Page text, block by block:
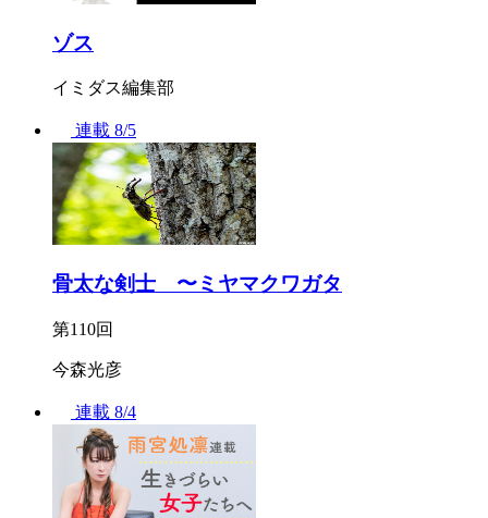
ゾス
イミダス編集部
連載 8/5
骨太な剣士 〜ミヤマクワガタ
第110回
今森光彦
連載 8/4